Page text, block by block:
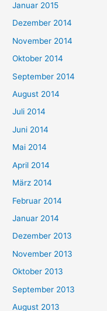
Januar 2015
Dezember 2014
November 2014
Oktober 2014
September 2014
August 2014
Juli 2014
Juni 2014
Mai 2014
April 2014
März 2014
Februar 2014
Januar 2014
Dezember 2013
November 2013
Oktober 2013
September 2013
August 2013